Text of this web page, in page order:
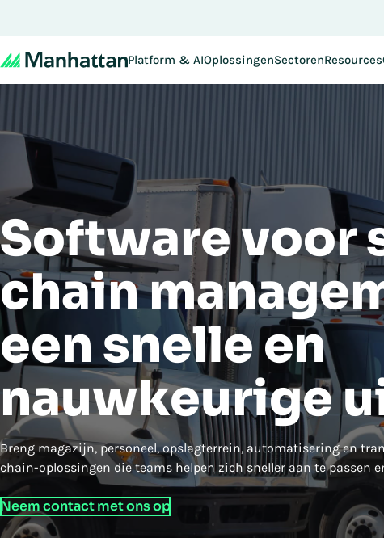
Platform & AIOplossingenSectorenResources
Software voor
chain
een snelle en
nauwkeurige
Breng magazijn, personeel, opslagterrein, automatisering en
chain-oplossingen die teams helpen zich sneller aan te passen
Neem contact met ons op